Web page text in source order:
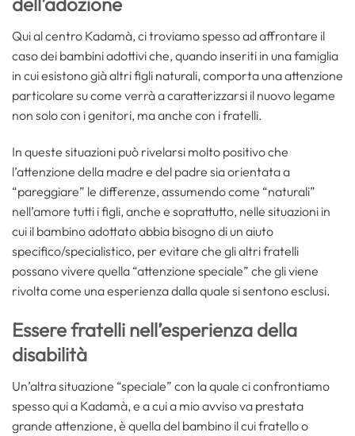
Qui al centro Kadamà, ci troviamo spesso ad affrontare il
caso dei bambini adottivi che, quando inseriti in una famiglia
in cui esistono già altri figli naturali, comporta una attenzione
particolare su come verrà a caratterizzarsi il nuovo legame
non solo con i genitori, ma anche con i fratelli.
In queste situazioni può rivelarsi molto positivo che
l’attenzione della madre e del padre sia orientata a
“pareggiare” le differenze, assumendo come “naturali”
nell’amore tutti i figli, anche e soprattutto, nelle situazioni in
cui il bambino adottato abbia bisogno di un aiuto
specifico/specialistico, per evitare che gli altri fratelli
possano vivere quella “attenzione speciale” che gli viene
rivolta come una esperienza dalla quale si sentono esclusi.
Essere fratelli nell’esperienza della
disabilità
Un’altra situazione “speciale” con la quale ci confrontiamo
spesso qui a Kadamà, e a cui a mio avviso va prestata
grande attenzione, è quella del bambino il cui fratello o